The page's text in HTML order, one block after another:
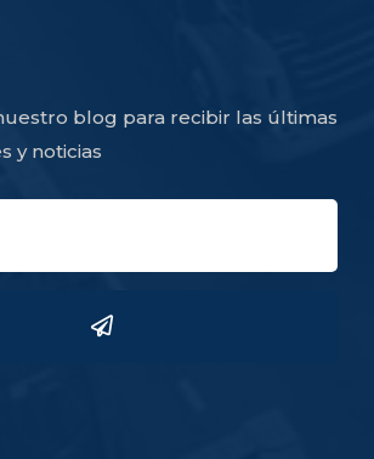
blog para recibir las últimas
y noticias